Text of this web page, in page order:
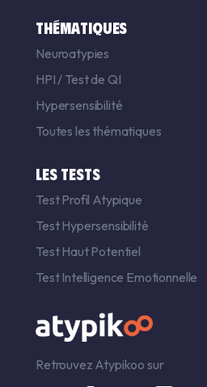
THÉMATIQUES
Neuroatypies
HPI / Test de QI
Hypersensibilité
Toutes les thématiques
LES TESTS
Test Profil Atypique
Test Hypersensibilité
Test Haut Potentiel
Test Intelligence Emotionnelle
Retrouvez Atypikoo sur